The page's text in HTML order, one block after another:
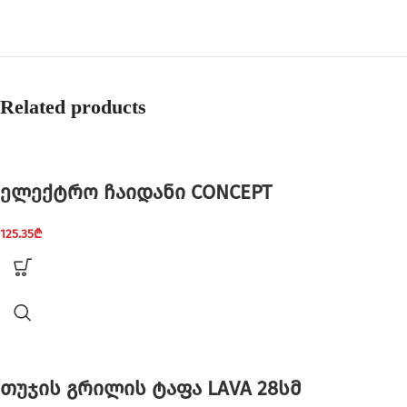
Related products
ელექტრო ჩაიდანი CONCEPT
125.35₾
თუჯის გრილის ტაფა LAVA 28სმ